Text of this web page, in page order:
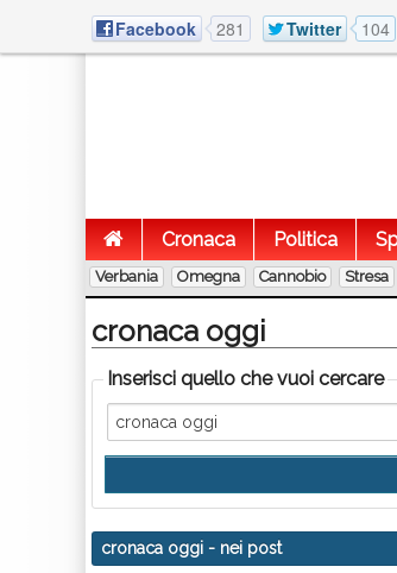
Facebook 281 Twitter 104
Cronaca
Politica
Verbania Omegna Cannobio Stresa
cronaca oggi
Inserisci quello che vuoi cercare
cronaca oggi - nei post